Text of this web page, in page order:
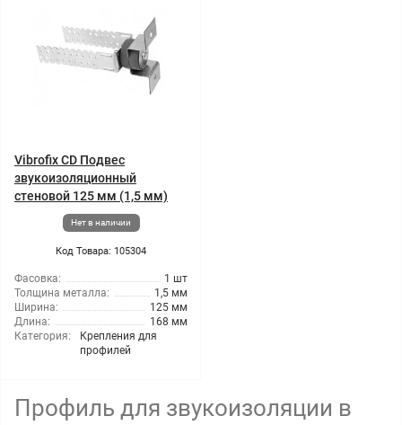
Vibrofix CD Подвес
звукоизоляционный
стеновой 125 мм (1,5 мм)
Нет в наличии
Код Товара: 105304
Фасовка:
1 шт
Толщина металла:
1,5 мм
Ширина:
125 мм
Длина:
168 мм
Категория:
Крепления для
профилей
Профиль для звукоизоляции в